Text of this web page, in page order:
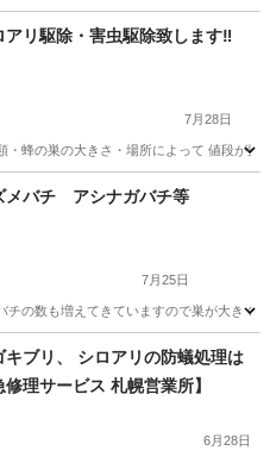
駆除 スズメバチ
アリ駆除・害虫駆除致します‼︎
7月28日
巣の大きさ・場所によって 値段が変わ
巣駆除 害虫駆除
バチ アシナガバチ等
7月25日
チの数も増えてきていますので巣が大き
蜂の巣駆除
キブリ、 シロアリの防蟻処理は
修理サービス 札幌営業所】
6月28日